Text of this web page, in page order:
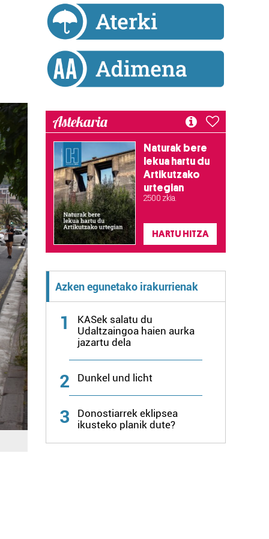
Astekaria
Naturak bere
lekua hartu du
Artikutzako
urtegian
2.500 zkia.
HARTU HITZA
Azken egunetako irakurrienak
1
KASek salatu du
Udaltzaingoa haien aurka
jazartu dela
2 Dunkel und licht
3
Donostiarrek eklipsea
ikusteko planik dute?